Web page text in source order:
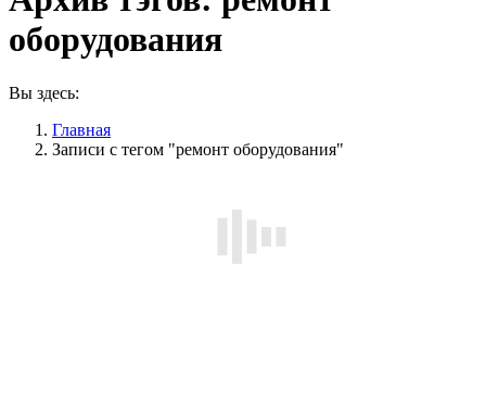
оборудования
Вы здесь:
Главная
Записи с тегом "ремонт оборудования"